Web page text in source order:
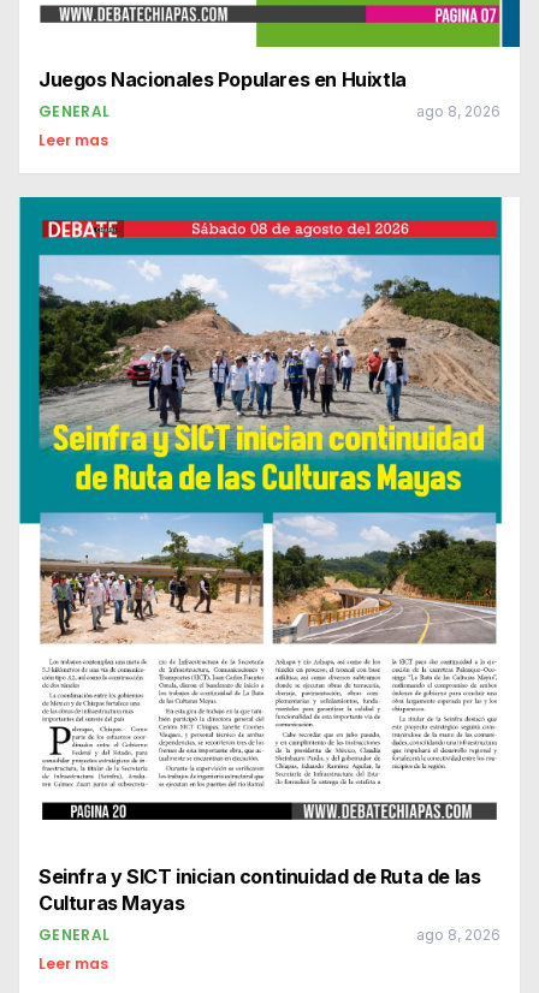
Juegos Nacionales Populares en Huixtla
GENERAL ago 8, 2026
Leer mas
Seinfra y SICT inician continuidad de Ruta de las
Culturas Mayas
GENERAL ago 8, 2026
Leer mas